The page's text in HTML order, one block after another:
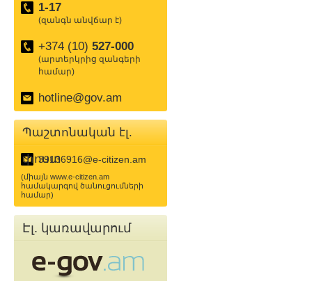
1-17
(զանգն անվճար է)
+374 (10) 527-000
(արտերկրից զանգերի
համար)
hotline@gov.am
Պաշտոնական էլ.
փոստ
39136916@e-citizen.am
(միայն www.e-citizen.am
համակարգով ծանուցումների
համար)
Էլ. կառավարում